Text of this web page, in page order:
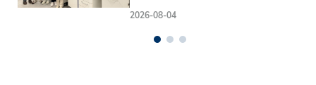
2026-08-04